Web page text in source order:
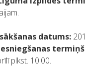
datums:
plkst. 10:00.